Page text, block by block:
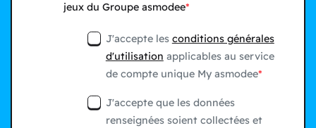
jeux du Groupe asmodee
J'accepte les conditions générales
d'utilisation applicables au service
de compte unique My asmodee
J'accepte que les données
renseignées soient collectées et